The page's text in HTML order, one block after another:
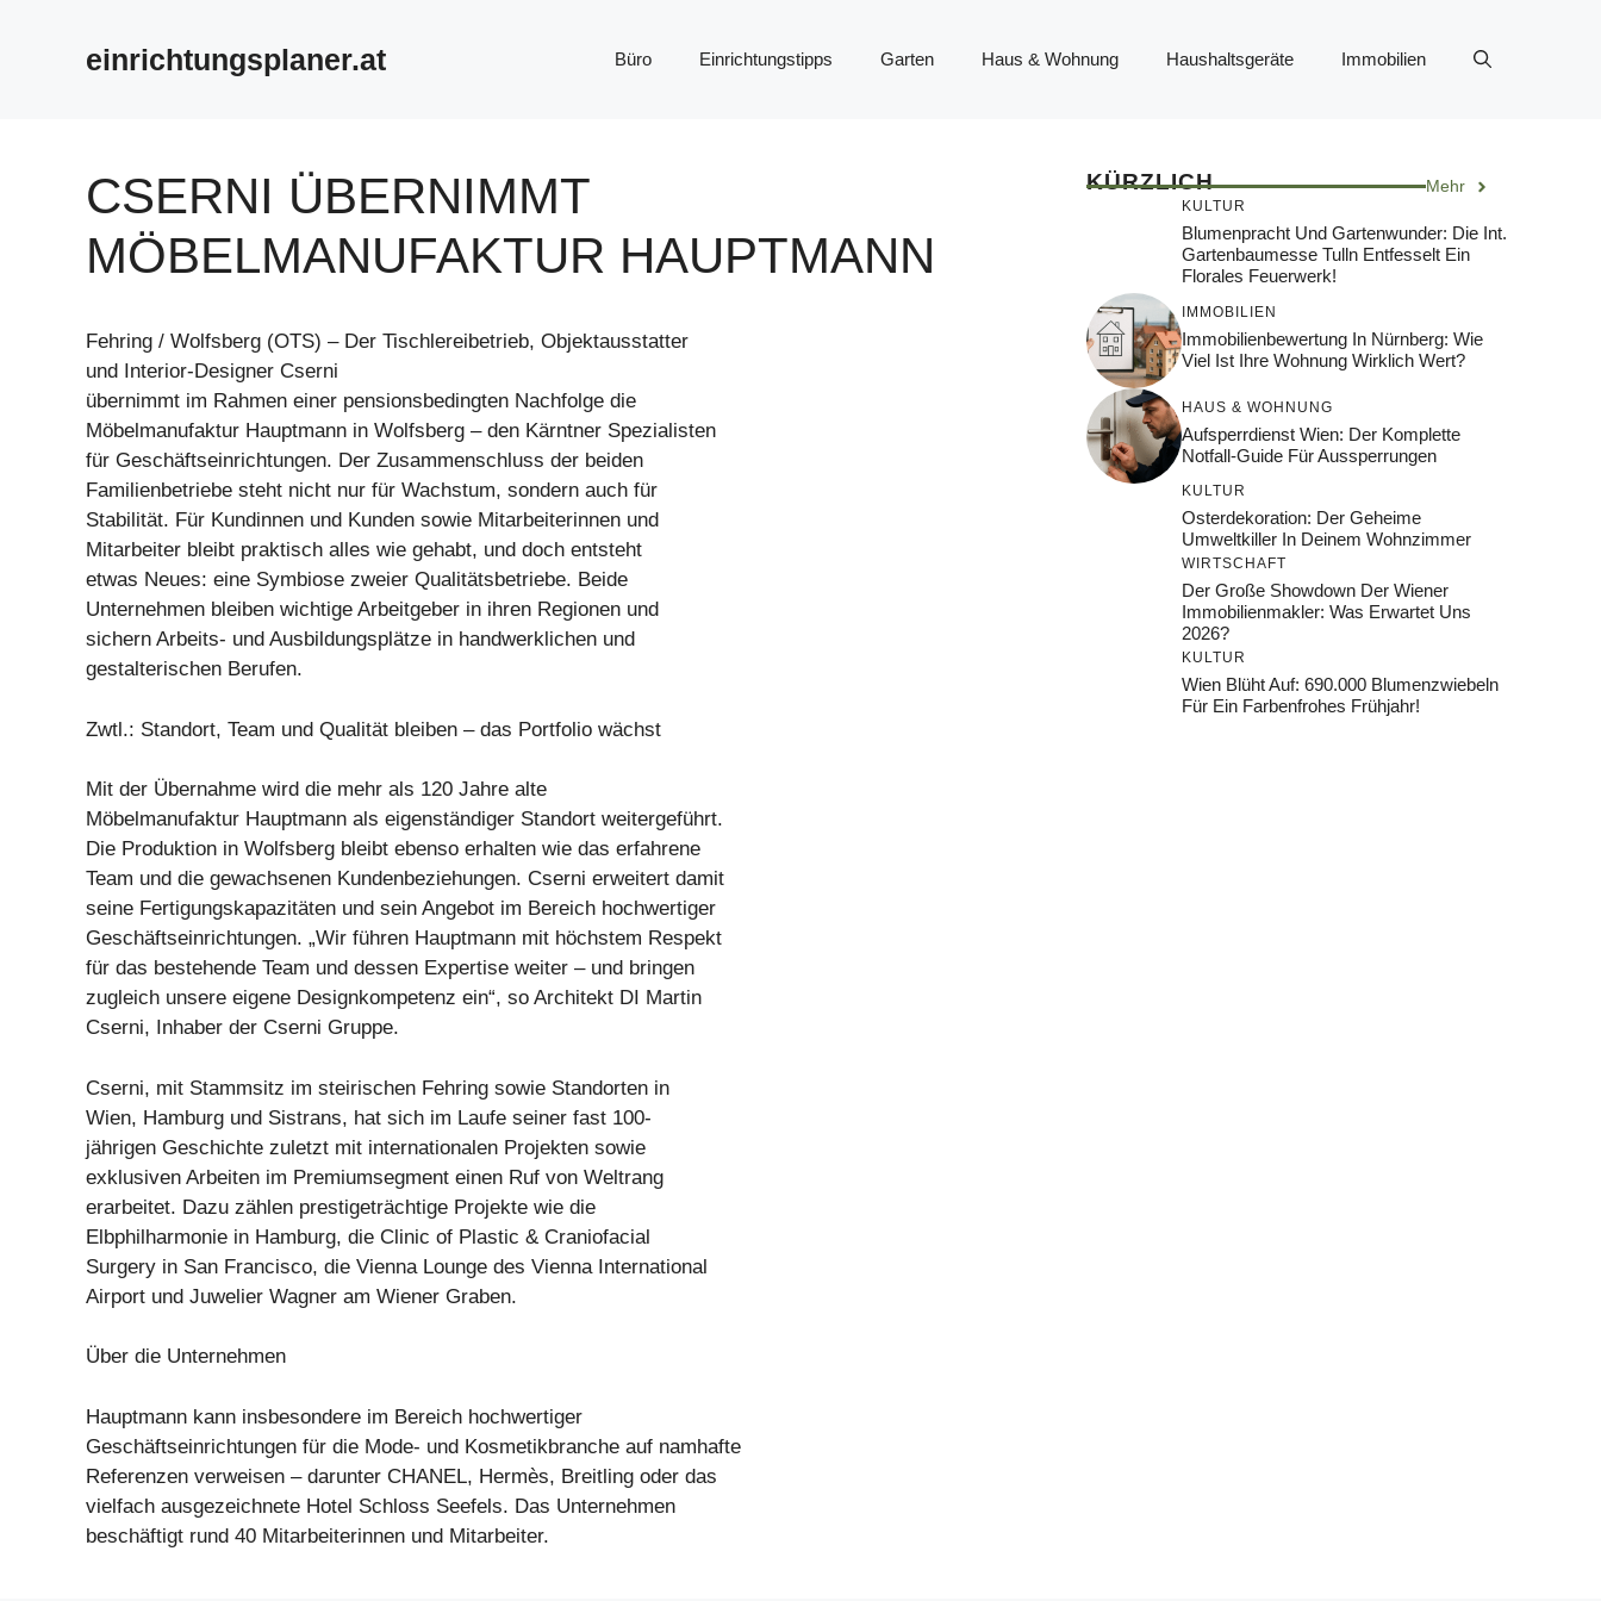
einrichtungsplaner.at Büro Einrichtungstipps Garten Haus & Wohnung Haushaltsgeräte Immobilien
CSERNI ÜBERNIMMT
MÖBELMANUFAKTUR HAUPTMANN
Fehring / Wolfsberg (OTS) – Der Tischlereibetrieb, Objektausstatter
und Interior-Designer Cserni
übernimmt im Rahmen einer pensionsbedingten Nachfolge die
Möbelmanufaktur Hauptmann in Wolfsberg – den Kärntner Spezialisten
für Geschäftseinrichtungen. Der Zusammenschluss der beiden
Familienbetriebe steht nicht nur für Wachstum, sondern auch für
Stabilität. Für Kundinnen und Kunden sowie Mitarbeiterinnen und
Mitarbeiter bleibt praktisch alles wie gehabt, und doch entsteht
etwas Neues: eine Symbiose zweier Qualitätsbetriebe. Beide
Unternehmen bleiben wichtige Arbeitgeber in ihren Regionen und
sichern Arbeits- und Ausbildungsplätze in handwerklichen und
gestalterischen Berufen.
Zwtl.: Standort, Team und Qualität bleiben – das Portfolio wächst
Mit der Übernahme wird die mehr als 120 Jahre alte
Möbelmanufaktur Hauptmann als eigenständiger Standort weitergeführt.
Die Produktion in Wolfsberg bleibt ebenso erhalten wie das erfahrene
Team und die gewachsenen Kundenbeziehungen. Cserni erweitert damit
seine Fertigungskapazitäten und sein Angebot im Bereich hochwertiger
Geschäftseinrichtungen. „Wir führen Hauptmann mit höchstem Respekt
für das bestehende Team und dessen Expertise weiter – und bringen
zugleich unsere eigene Designkompetenz ein“, so Architekt DI Martin
Cserni, Inhaber der Cserni Gruppe.
Cserni, mit Stammsitz im steirischen Fehring sowie Standorten in
Wien, Hamburg und Sistrans, hat sich im Laufe seiner fast 100-
jährigen Geschichte zuletzt mit internationalen Projekten sowie
exklusiven Arbeiten im Premiumsegment einen Ruf von Weltrang
erarbeitet. Dazu zählen prestigeträchtige Projekte wie die
Elbphilharmonie in Hamburg, die Clinic of Plastic & Craniofacial
Surgery in San Francisco, die Vienna Lounge des Vienna International
Airport und Juwelier Wagner am Wiener Graben.
Über die Unternehmen
Hauptmann kann insbesondere im Bereich hochwertiger
Geschäftseinrichtungen für die Mode- und Kosmetikbranche auf namhafte
Referenzen verweisen – darunter CHANEL, Hermès, Breitling oder das
vielfach ausgezeichnete Hotel Schloss Seefels. Das Unternehmen
beschäftigt rund 40 Mitarbeiterinnen und Mitarbeiter.
KÜRZLICH Mehr
KULTUR
Blumenpracht Und Gartenwunder: Die Int.
Gartenbaumesse Tulln Entfesselt Ein
Florales Feuerwerk!
IMMOBILIEN
Immobilienbewertung In Nürnberg: Wie
Viel Ist Ihre Wohnung Wirklich Wert?
HAUS & WOHNUNG
Aufsperrdienst Wien: Der Komplette
Notfall-Guide Für Aussperrungen
KULTUR
Osterdekoration: Der Geheime
Umweltkiller In Deinem Wohnzimmer
WIRTSCHAFT
Der Große Showdown Der Wiener
Immobilienmakler: Was Erwartet Uns
2026?
KULTUR
Wien Blüht Auf: 690.000 Blumenzwiebeln
Für Ein Farbenfrohes Frühjahr!